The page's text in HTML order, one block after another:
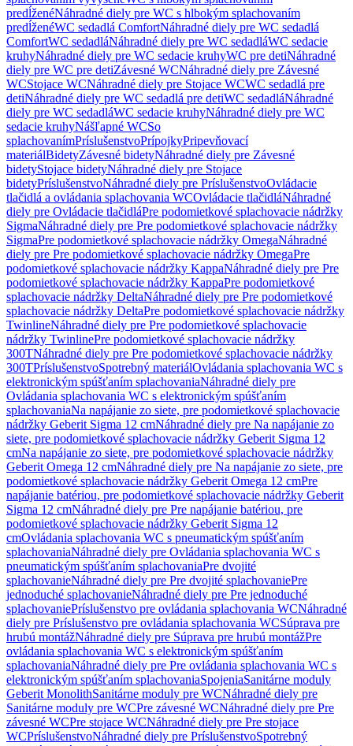
predĺženéNáhradné diely pre WC s hlbokým splachovaním
predĺženéWC sedadlá ComfortNáhradné diely pre WC sedadlá
ComfortWC sedadláNáhradné diely pre WC sedadláWC sedacie
kruhyNáhradné diely pre WC sedacie kruhyWC pre detiNáhradné
diely pre WC pre detiZávesné WCNáhradné diely pre Závesné
WCStojace WCNáhradné diely pre Stojace WCWC sedadlá pre
detiNáhradné diely pre WC sedadlá pre detiWC sedadláNáhradné
diely pre WC sedadláWC sedacie kruhyNáhradné diely pre WC
sedacie kruhyNášľapné WCSo
splachovanímPríslušenstvoPrípojkyPripevňovací
materiálBidetyZávesné bidetyNáhradné diely pre Závesné
bidetyStojace bidetyNáhradné diely pre Stojace
bidetyPríslušenstvoNáhradné diely pre PríslušenstvoOvládacie
tlačidlá a ovládania splachovania WCOvládacie tlačidláNáhradné
diely pre Ovládacie tlačidláPre podomietkové splachovacie nádržky
SigmaNáhradné diely pre Pre podomietkové splachovacie nádržky
SigmaPre podomietkové splachovacie nádržky OmegaNáhradné
diely pre Pre podomietkové splachovacie nádržky OmegaPre
podomietkové splachovacie nádržky KappaNáhradné diely pre Pre
podomietkové splachovacie nádržky KappaPre podomietkové
splachovacie nádržky DeltaNáhradné diely pre Pre podomietkové
splachovacie nádržky DeltaPre podomietkové splachovacie nádržky
TwinlineNáhradné diely pre Pre podomietkové splachovacie
nádržky TwinlinePre podomietkové splachovacie nádržky
300TNáhradné diely pre Pre podomietkové splachovacie nádržky
300TPríslušenstvoSpotrebný materiálOvládania splachovania WC s
elektronickým spúšťaním splachovaniaNáhradné diely pre
Ovládania splachovania WC s elektronickým spúšťaním
splachovaniaNa napájanie zo siete, pre podomietkové splachovacie
nádržky Geberit Sigma 12 cmNáhradné diely pre Na napájanie zo
siete, pre podomietkové splachovacie nádržky Geberit Sigma 12
cmNa napájanie zo siete, pre podomietkové splachovacie nádržky
Geberit Omega 12 cmNáhradné diely pre Na napájanie zo siete, pre
podomietkové splachovacie nádržky Geberit Omega 12 cmPre
napájanie batériou, pre podomietkové splachovacie nádržky Geberit
Sigma 12 cmNáhradné diely pre Pre napájanie batériou, pre
podomietkové splachovacie nádržky Geberit Sigma 12
cmOvládania splachovania WC s pneumatickým spúšťaním
splachovaniaNáhradné diely pre Ovládania splachovania WC s
pneumatickým spúšťaním splachovaniaPre dvojité
splachovanieNáhradné diely pre Pre dvojité splachovaniePre
jednoduché splachovanieNáhradné diely pre Pre jednoduché
splachovaniePríslušenstvo pre ovládania splachovania WCNáhradné
diely pre Príslušenstvo pre ovládania splachovania WCSúprava pre
hrubú montážNáhradné diely pre Súprava pre hrubú montážPre
ovládania splachovania WC s elektronickým spúšťaním
splachovaniaNáhradné diely pre Pre ovládania splachovania WC s
elektronickým spúšťaním splachovaniaSpojeniaSanitárne moduly
Geberit MonolithSanitárne moduly pre WCNáhradné diely pre
Sanitárne moduly pre WCPre závesné WCNáhradné diely pre Pre
závesné WCPre stojace WCNáhradné diely pre Pre stojace
WCPríslušenstvoNáhradné diely pre PríslušenstvoSpotrebný